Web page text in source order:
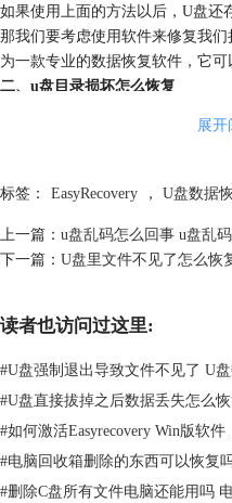
如果使用上面的方法以后，U盘还
那我们要考虑使用软件来修复我们
为一款专业的数据恢复软件，它可
二、u盘目录损坏怎么恢复
型选择，我们选择需要恢复的文件
图2：
因为我们这次要修复的是U盘里的
展开
标签： EasyRecovery ， U盘数据
上一篇： u盘乱码怎么回事 u盘乱
下一篇： U盘里文件不见了怎么恢
读者也访问过这里:
#U盘强制退出导致文件不见了 U
#U盘直接拔掉之后数据丢失怎么
#如何激活Easyrecovery Win版软
#电脑回收箱删除的东西可以恢复
#删除C盘所有文件电脑还能用吗